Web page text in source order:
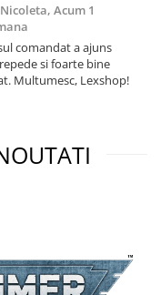
Acum 1
comandat a ajuns
si foarte bine
Multumesc, Lexshop!